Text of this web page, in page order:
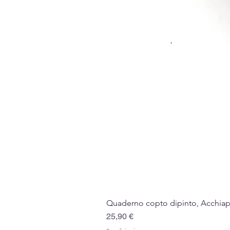
Quaderno copto dipinto,
Prezzo
25,90 €